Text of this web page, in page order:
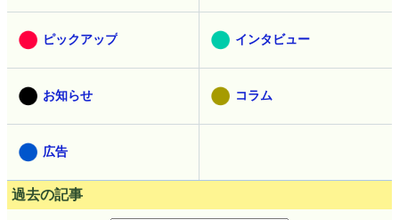
ピックアップ インタビュー
お知らせ コラム
広告
過去の記事